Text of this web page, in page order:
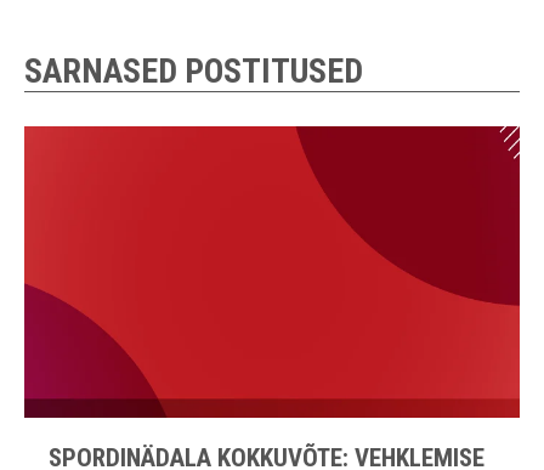
SARNASED POSTITUSED
SPORDINÄDALA KOKKUVÕTE: VEHKLEMISE